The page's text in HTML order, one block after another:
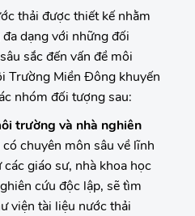
thải được thiết kế nhằm
dạng với những đối
sắc đến vấn đề môi
Trường Miền Đông khuyến
nhóm đối tượng sau:
trường và nhà nghiên
chuyên môn sâu về lĩnh
giáo sư, nhà khoa học
cứu độc lập, sẽ tìm
viện tài liệu nước thải